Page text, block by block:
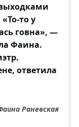
то у
говна», —
Фаина.
ответила
Раневская